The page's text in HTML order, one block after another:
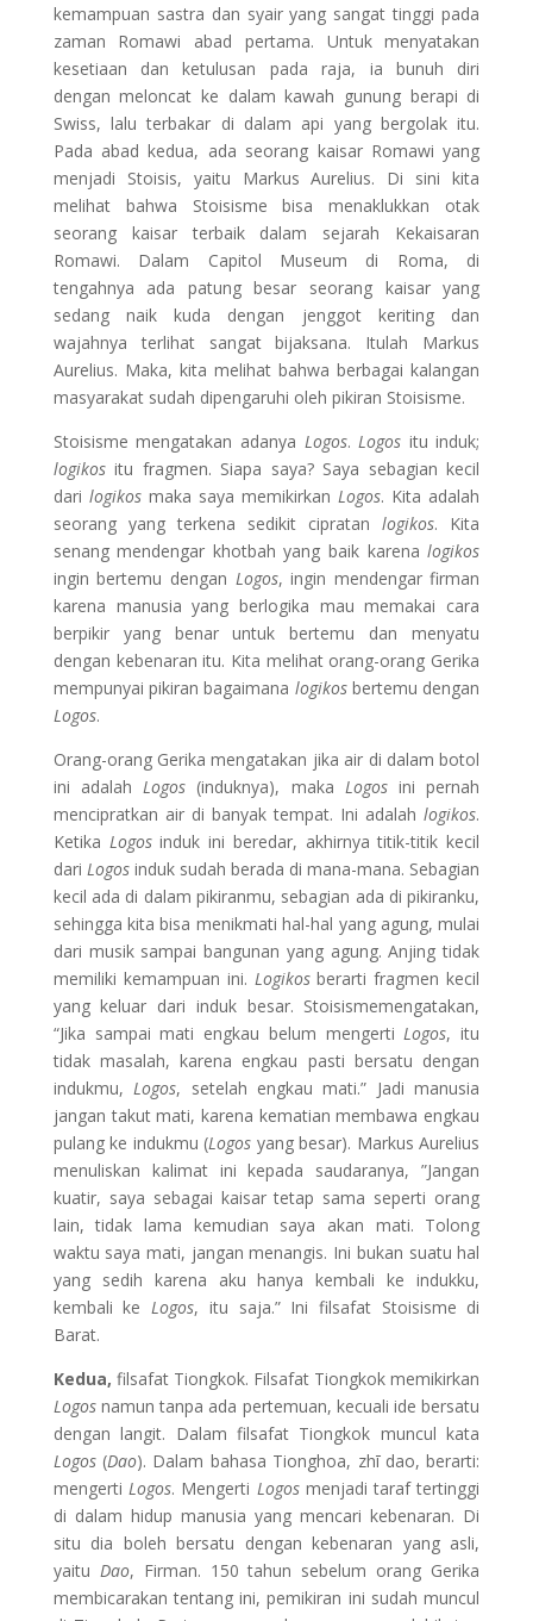
kemampuan sastra dan syair yang sangat tinggi pada
zaman Romawi abad pertama. Untuk menyatakan
kesetiaan dan ketulusan pada raja, ia bunuh diri
dengan meloncat ke dalam kawah gunung berapi di
Swiss, lalu terbakar di dalam api yang bergolak itu.
Pada abad kedua, ada seorang kaisar Romawi yang
menjadi Stoisis, yaitu Markus Aurelius. Di sini kita
melihat bahwa Stoisisme bisa menaklukkan otak
seorang kaisar terbaik dalam sejarah Kekaisaran
Romawi. Dalam Capitol Museum di Roma, di
tengahnya ada patung besar seorang kaisar yang
sedang naik kuda dengan jenggot keriting dan
wajahnya terlihat sangat bijaksana. Itulah Markus
Aurelius. Maka, kita melihat bahwa berbagai kalangan
masyarakat sudah dipengaruhi oleh pikiran Stoisisme.
Stoisisme mengatakan adanya Logos.Logos itu induk;
logikositu fragmen. Siapa saya? Saya sebagian kecil
dari logikosmaka saya memikirkanLogos. Kita adalah
seorang yang terkena sedikit cipratanlogikos. Kita
senang mendengar khotbah yang baik karenalogikos
ingin bertemu dengan Logos, ingin mendengar firman
karena manusia yang berlogika mau memakai cara
berpikir yang benar untuk bertemu dan menyatu
dengan kebenaran itu. Kita melihat orang-orang Gerika
mempunyai pikiran bagaimana logikosbertemu dengan
Logos.
Orang-orang Gerika mengatakan jika air di dalam botol
ini adalahLogos (induknya), maka Logosini pernah
mencipratkan air di banyak tempat. Ini adalahlogikos.
Ketika Logosinduk ini beredar, akhirnya titik-titik kecil
dari Logosinduk sudah berada di mana-mana. Sebagian
kecil ada di dalam pikiranmu, sebagian ada di pikiranku,
sehingga kita bisa menikmati hal-hal yang agung, mulai
dari musik sampai bangunan yang agung. Anjing tidak
memiliki kemampuan ini. Logikosberarti fragmen kecil
yang keluar dari induk besar. Stoisismemengatakan,
“Jika sampai mati engkau belum mengertiLogos, itu
tidak masalah, karena engkau pasti bersatu dengan
indukmu,Logos, setelah engkau mati.” Jadi manusia
jangan takut mati, karena kematian membawa engkau
pulang ke indukmu (Logos yang besar). Markus Aurelius
menuliskan kalimat ini kepada saudaranya, ”Jangan
kuatir, saya sebagai kaisar tetap sama seperti orang
lain, tidak lama kemudian saya akan mati. Tolong
waktu saya mati, jangan menangis. Ini bukan suatu hal
yang sedih karena aku hanya kembali ke indukku,
kembali keLogos, itu saja.” Ini filsafat Stoisisme di
Barat.
Kedua, filsafat Tiongkok. Filsafat Tiongkok memikirkan
Logosnamun tanpa ada pertemuan, kecuali ide bersatu
dengan langit. Dalam filsafat Tiongkok muncul kata
Logos(Dao). Dalam bahasa Tionghoa, zhī dao, berarti:
mengertiLogos. Mengerti Logosmenjadi taraf tertinggi
di dalam hidup manusia yang mencari kebenaran. Di
situ dia boleh bersatu dengan kebenaran yang asli,
yaitu Dao, Firman. 150 tahun sebelum orang Gerika
membicarakan tentang ini, pemikiran ini sudah muncul